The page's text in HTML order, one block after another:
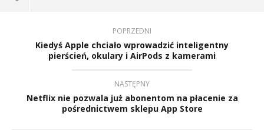
POPRZEDNI
Kiedyś Apple chciało wprowadzić inteligentny
pierścień, okulary i AirPods z kamerami
NASTĘPNY
Netflix nie pozwala już abonentom na płacenie za
pośrednictwem sklepu App Store